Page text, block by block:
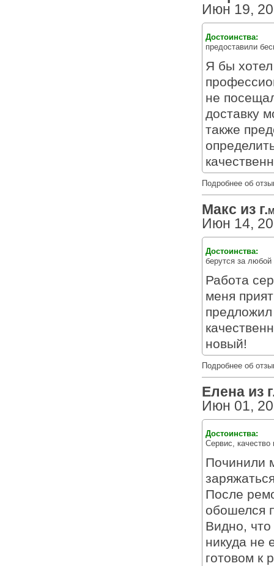
Июн 19,
Достоинства:
предоставили
Я бы
не
доставку
также
Подробнее об
Макс из г.
Июн 14,
Достоинства:
берутся за любой
Работа
меня
новый!
Подробнее об
Елена из
Июн 01,
Достоинства:
Сервис, качество
Починили
После
обошелся
Видно,
никуда не
готовом к